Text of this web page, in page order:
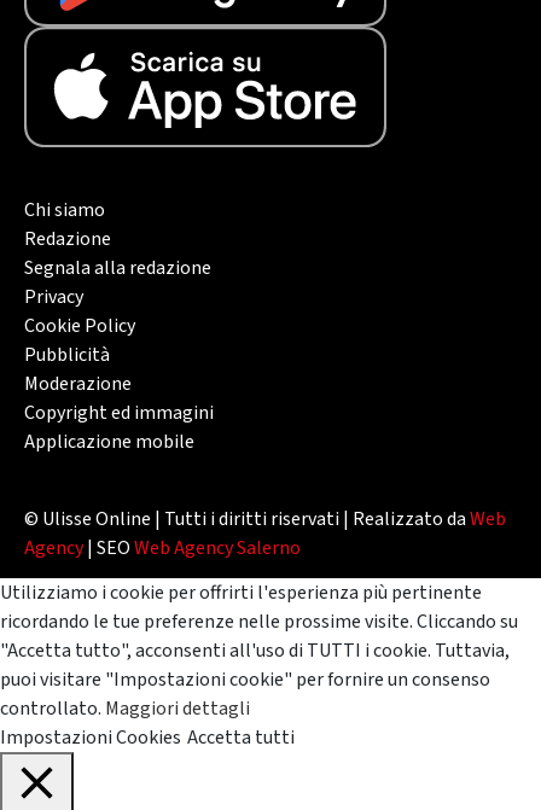
Chi siamo
Redazione
Segnala alla redazione
Privacy
Cookie Policy
Pubblicità
Moderazione
Copyright ed immagini
Applicazione mobile
© Ulisse Online | Tutti i diritti riservati | Realizzato daWeb
Agency| SEOWeb Agency Salerno
Utilizziamo i cookie per offrirti l'esperienza più pertinente
ricordando le tue preferenze nelle prossime visite. Cliccando su
"Accetta tutto", acconsenti all'uso di TUTTI i cookie. Tuttavia,
puoi visitare "Impostazioni cookie" per fornire un consenso
controllato. Maggiori dettagli
Impostazioni Cookies Accetta tutti